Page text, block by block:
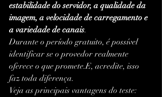
estabilidade do servidor, a qualidade da
imagem, a velocidade de carregamento e
a variedade de canais.
Durante o período gratuito, é possível
identificar se o provedor realmente
oferece o que promete.E, acredite, isso
faz toda diferença.
Veja as principais vantagens do teste: